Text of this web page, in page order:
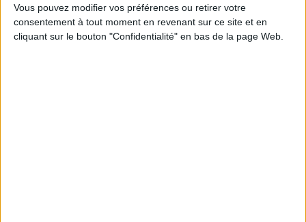
Vous pouvez modifier vos préférences ou retirer votre
consentement à tout moment en revenant sur ce site et en
cliquant sur le bouton "Confidentialité" en bas de la page Web.
Construire et faire vivre son référentiel
d’archivage : mode d’emploi, entre conformité et
mémoire